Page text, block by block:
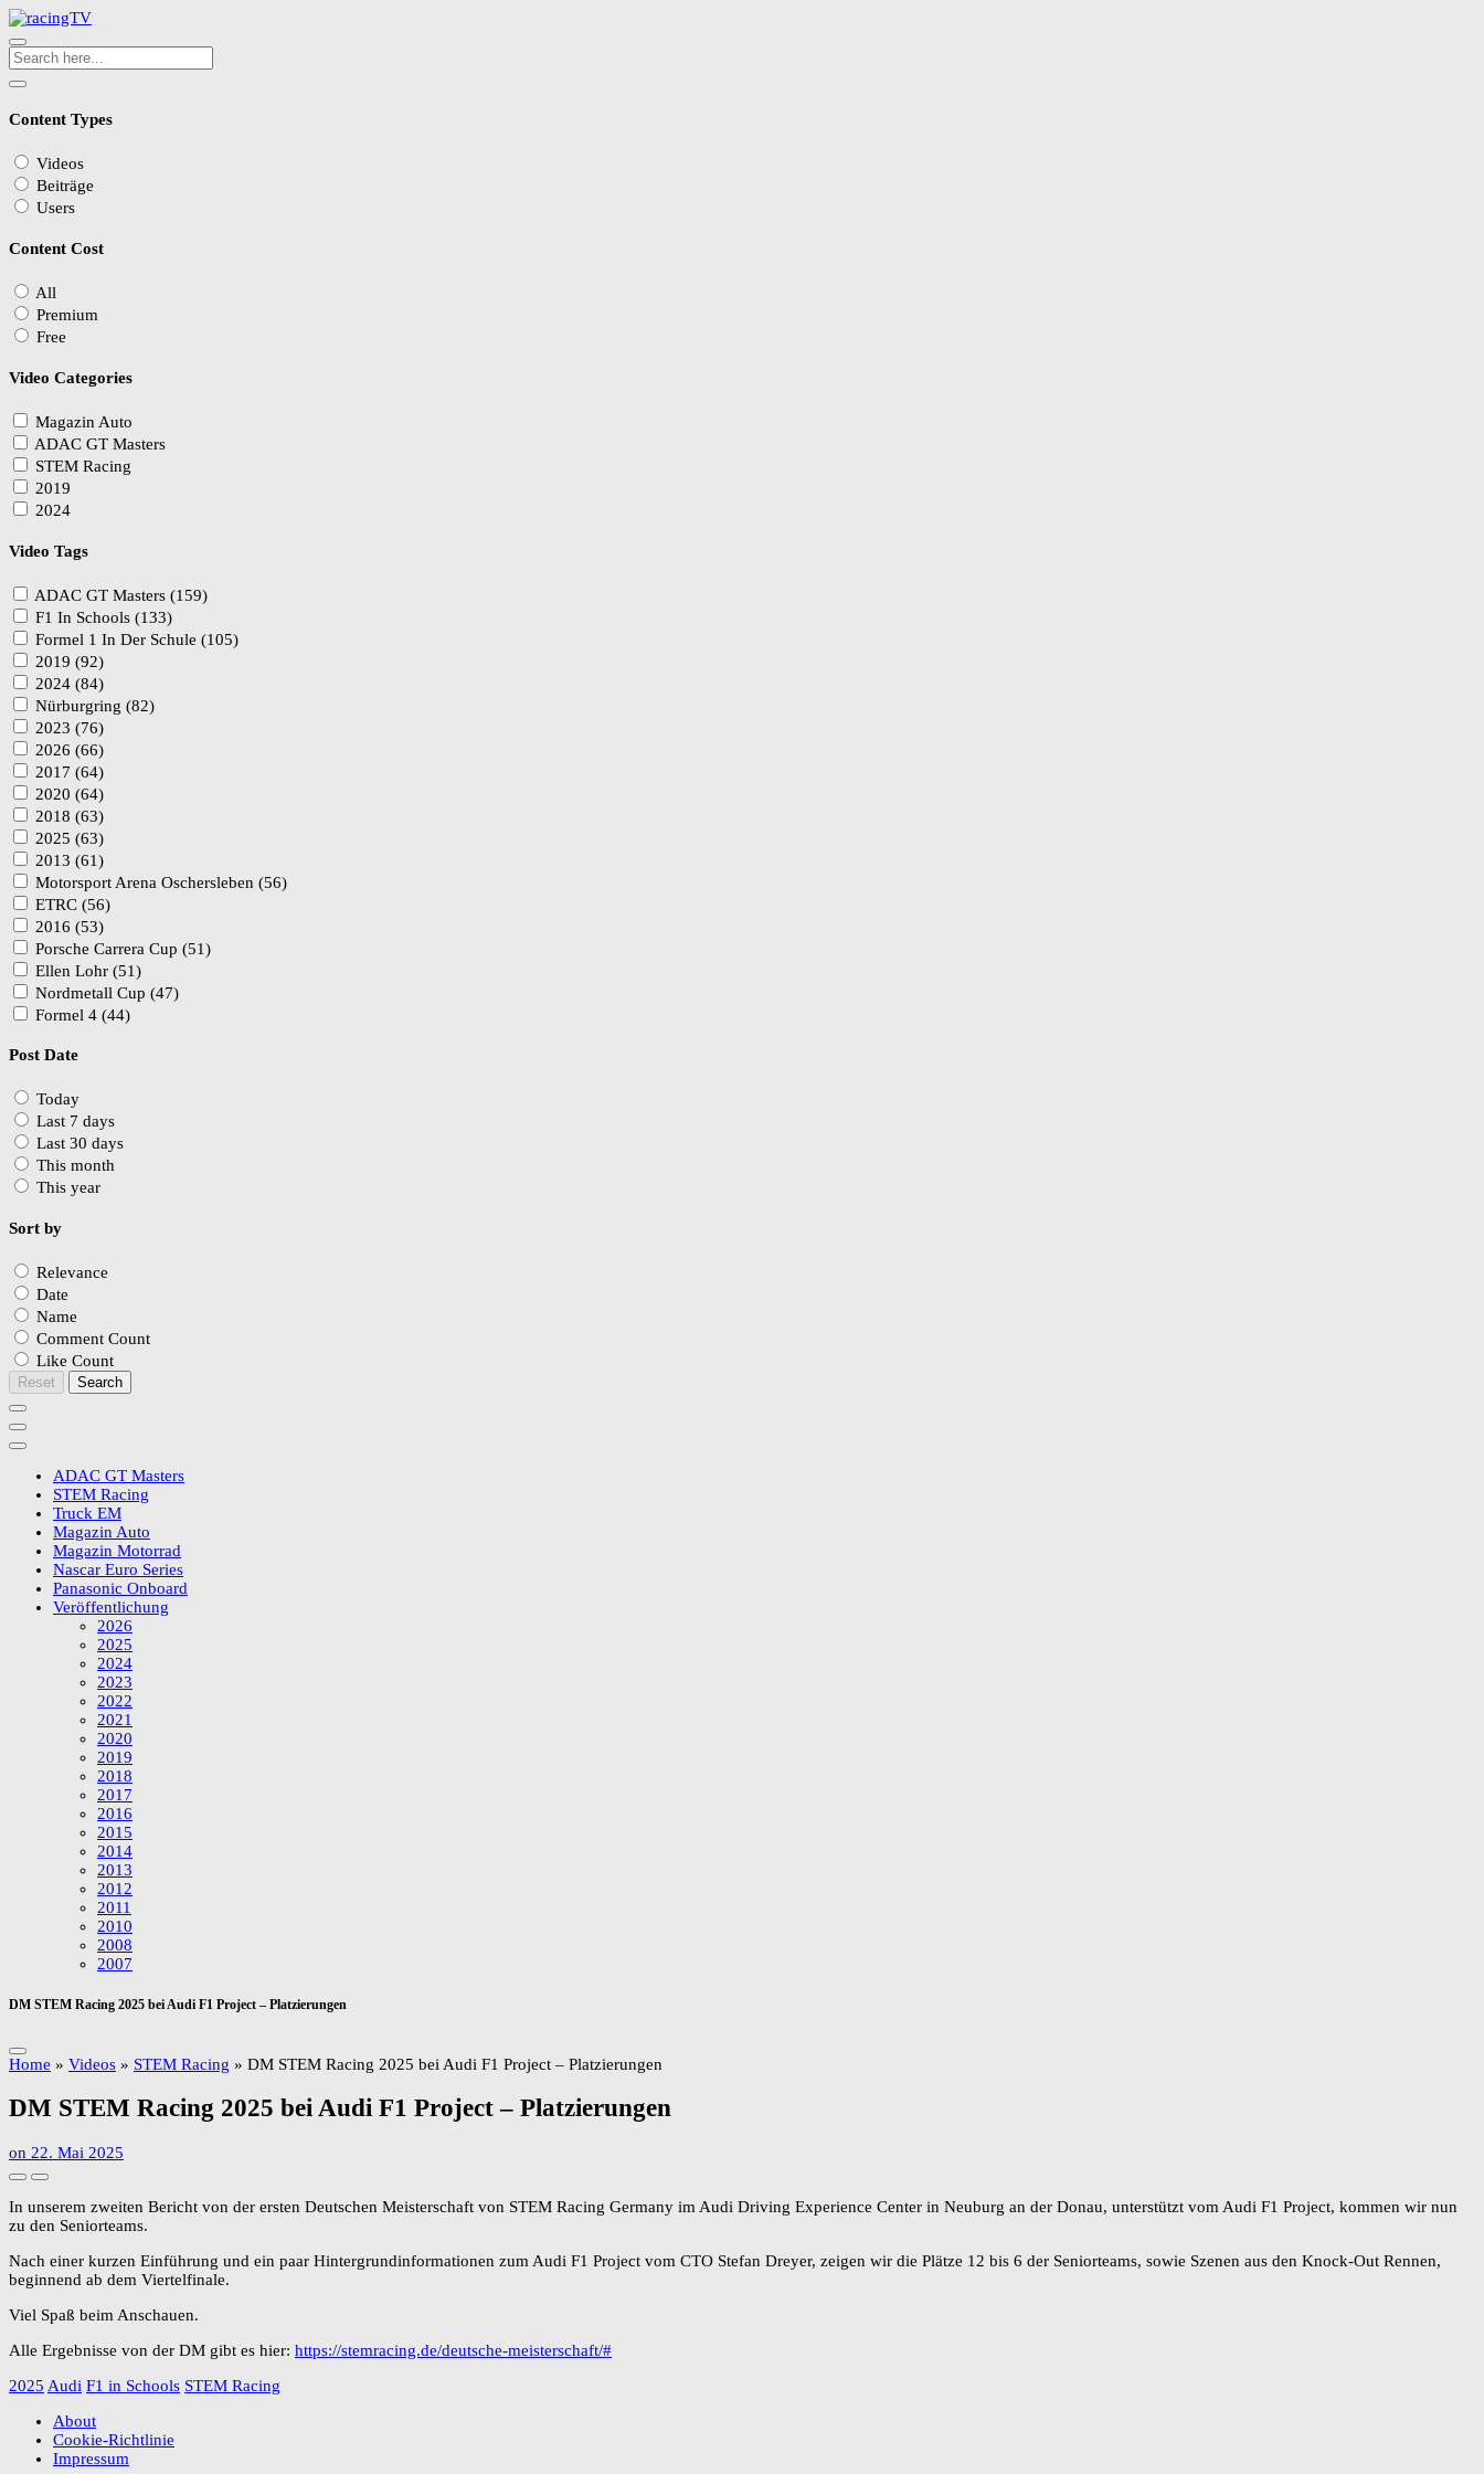
Content Types
Videos
Beiträge
Users
Content Cost
All
Premium
Free
Video Categories
Magazin Auto
ADAC GT Masters
STEM Racing
2019
2024
Video Tags
ADAC GT Masters (159)
F1 In Schools (133)
Formel 1 In Der Schule (105)
2019 (92)
2024 (84)
Nürburgring (82)
2023 (76)
2026 (66)
2017 (64)
2020 (64)
2018 (63)
2025 (63)
2013 (61)
Motorsport Arena Oschersleben (56)
ETRC (56)
2016 (53)
Porsche Carrera Cup (51)
Ellen Lohr (51)
Nordmetall Cup (47)
Formel 4 (44)
Post Date
Today
Last 7 days
Last 30 days
This month
This year
Sort by
Relevance
Date
Name
Comment Count
Like Count
Reset Search
ADAC GT Masters
STEM Racing
Truck EM
Magazin Auto
Magazin Motorrad
Nascar Euro Series
Panasonic Onboard
Veröffentlichung
2026
2025
2024
2023
2022
2021
2020
2019
2018
2017
2016
2015
2014
2013
2012
2011
2010
2008
2007
DM STEM Racing 2025 bei Audi F1 Project – Platzierungen
Home » Videos » STEM Racing » DM STEM Racing 2025 bei Audi F1 Project – Platzierungen
DM STEM Racing 2025 bei Audi F1 Project – Platzierungen
on 22. Mai 2025
In unserem zweiten Bericht von der ersten Deutschen Meisterschaft von STEM Racing Germany im Audi Driving Experience Center in Neuburg an der Donau, unterstützt vom Audi F1 Project, kommen wir nun
zu den Seniorteams.
Nach einer kurzen Einführung und ein paar Hintergrundinformationen zum Audi F1 Project vom CTO Stefan Dreyer, zeigen wir die Plätze 12 bis 6 der Seniorteams, sowie Szenen aus den Knock-Out Rennen,
beginnend ab dem Viertelfinale.
Viel Spaß beim Anschauen.
Alle Ergebnisse von der DM gibt es hier: https://stemracing.de/deutsche-meisterschaft/#
2025 Audi F1 in Schools STEM Racing
About
Cookie-Richtlinie
Impressum